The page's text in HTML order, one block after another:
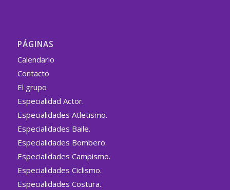
PÁGINAS
Calendario
Contacto
El grupo
Especialidad Actor.
Especialidades Atletismo.
Especialidades Baile.
Especialidades Bombero.
Especialidades Campismo.
Especialidades Ciclismo.
Especialidades Costura.